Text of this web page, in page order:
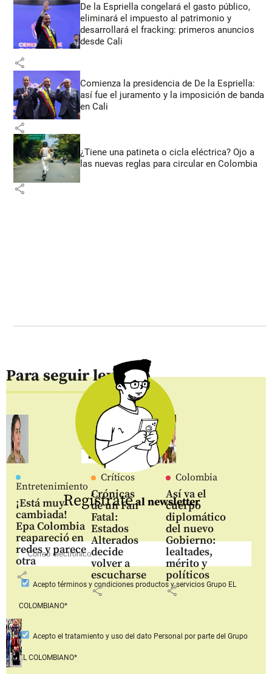
De la Espriella congelará el gasto público,
eliminará el impuesto al patrimonio y
desarrollará el fracking: primeros anuncios
desde Cali
share
Comienza la presidencia de De la Espriella:
así fue el juramento y la imposición de banda
en Cali
share
¿Tiene una patineta o cicla eléctrica? Ojo a
las nuevas reglas para circular en Colombia
share
Para seguir leyendo
Entretenimiento
¡Está muy
cambiada!
Epa Colombia
reapareció en
redes y parece
otra
share
Críticos
Crónicas
de un Fan
Fatal:
Estados
Alterados
decide
volver a
escucharse
share
Colombia
Así va el
cuerpo
diplomático
del nuevo
Gobierno:
lealtades,
mérito y
políticos
share
Regístrateal newsletter
Aceptotérminos y condiciones productos y serviciosGrupo EL
COLOMBIANO*
Acepto el tratamiento y uso del dato Personal por parte del Grupo
EL COLOMBIANO*